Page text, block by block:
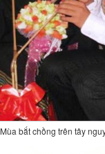
Mùa bắt chồng trên tây